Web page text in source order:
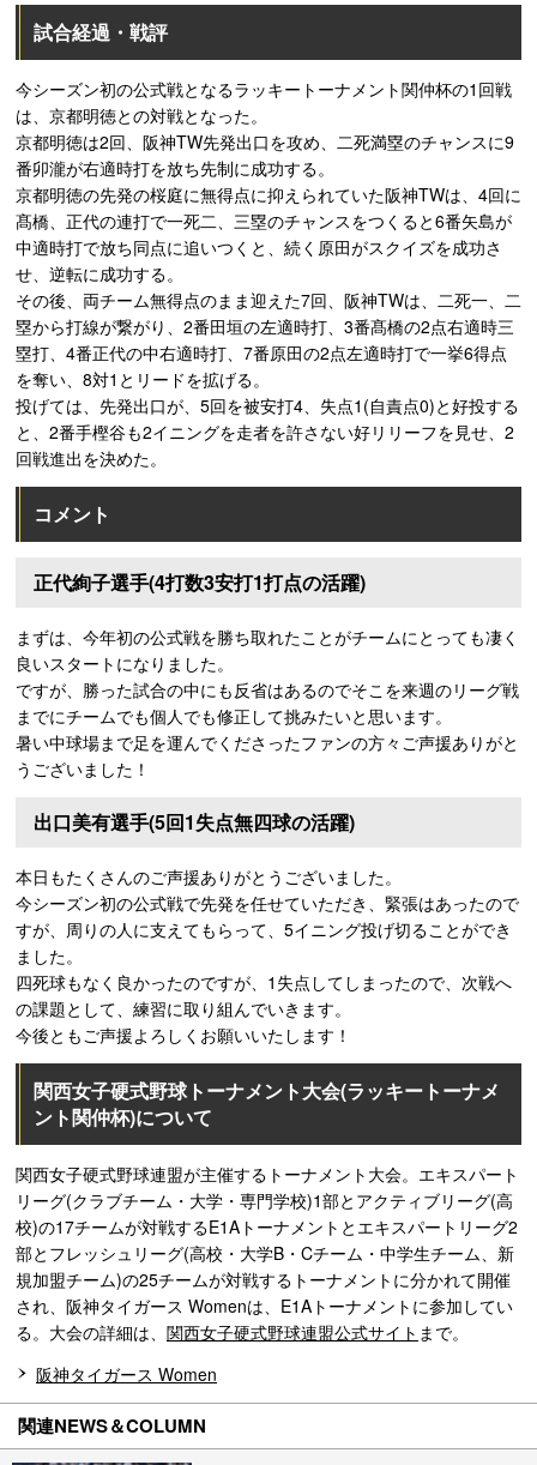
試合経過・戦評
今シーズン初の公式戦となるラッキートーナメント関仲杯の1回戦
は、京都明徳との対戦となった。
京都明徳は2回、阪神TW先発出口を攻め、二死満塁のチャンスに9
番卯瀧が右適時打を放ち先制に成功する。
京都明徳の先発の桜庭に無得点に抑えられていた阪神TWは、4回に
髙橋、正代の連打で一死二、三塁のチャンスをつくると6番矢島が
中適時打で放ち同点に追いつくと、続く原田がスクイズを成功さ
せ、逆転に成功する。
その後、両チーム無得点のまま迎えた7回、阪神TWは、二死一、二
塁から打線が繋がり、2番田垣の左適時打、3番髙橋の2点右適時三
塁打、4番正代の中右適時打、7番原田の2点左適時打で一挙6得点
を奪い、8対1とリードを拡げる。
投げては、先発出口が、5回を被安打4、失点1(自責点0)と好投する
と、2番手樫谷も2イニングを走者を許さない好リリーフを見せ、2
回戦進出を決めた。
コメント
正代絢子選手(4打数3安打1打点の活躍)
まずは、今年初の公式戦を勝ち取れたことがチームにとっても凄く
良いスタートになりました。
ですが、勝った試合の中にも反省はあるのでそこを来週のリーグ戦
までにチームでも個人でも修正して挑みたいと思います。
暑い中球場まで足を運んでくださったファンの方々ご声援ありがと
うございました！
出口美有選手(5回1失点無四球の活躍)
本日もたくさんのご声援ありがとうございました。
今シーズン初の公式戦で先発を任せていただき、緊張はあったので
すが、周りの人に支えてもらって、5イニング投げ切ることができ
ました。
四死球もなく良かったのですが、1失点してしまったので、次戦へ
の課題として、練習に取り組んでいきます。
今後ともご声援よろしくお願いいたします！
関西女子硬式野球トーナメント大会(ラッキートーナメ
ント関仲杯)について
関西女子硬式野球連盟が主催するトーナメント大会。エキスパート
リーグ(クラブチーム・大学・専門学校)1部とアクティブリーグ(高
校)の17チームが対戦するE1Aトーナメントとエキスパートリーグ2
部とフレッシュリーグ(高校・大学B・Cチーム・中学生チーム、新
規加盟チーム)の25チームが対戦するトーナメントに分かれて開催
され、阪神タイガース Womenは、E1Aトーナメントに参加してい
る。大会の詳細は、 関西女子硬式野球連盟公式サイト まで。
阪神タイガース Women
関連NEWS＆COLUMN